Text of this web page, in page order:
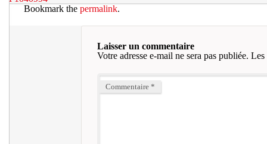
Bookmark the permalink.
Laisser un commentaire
Votre adresse e-mail ne sera pas publiée. Les
Commentaire *